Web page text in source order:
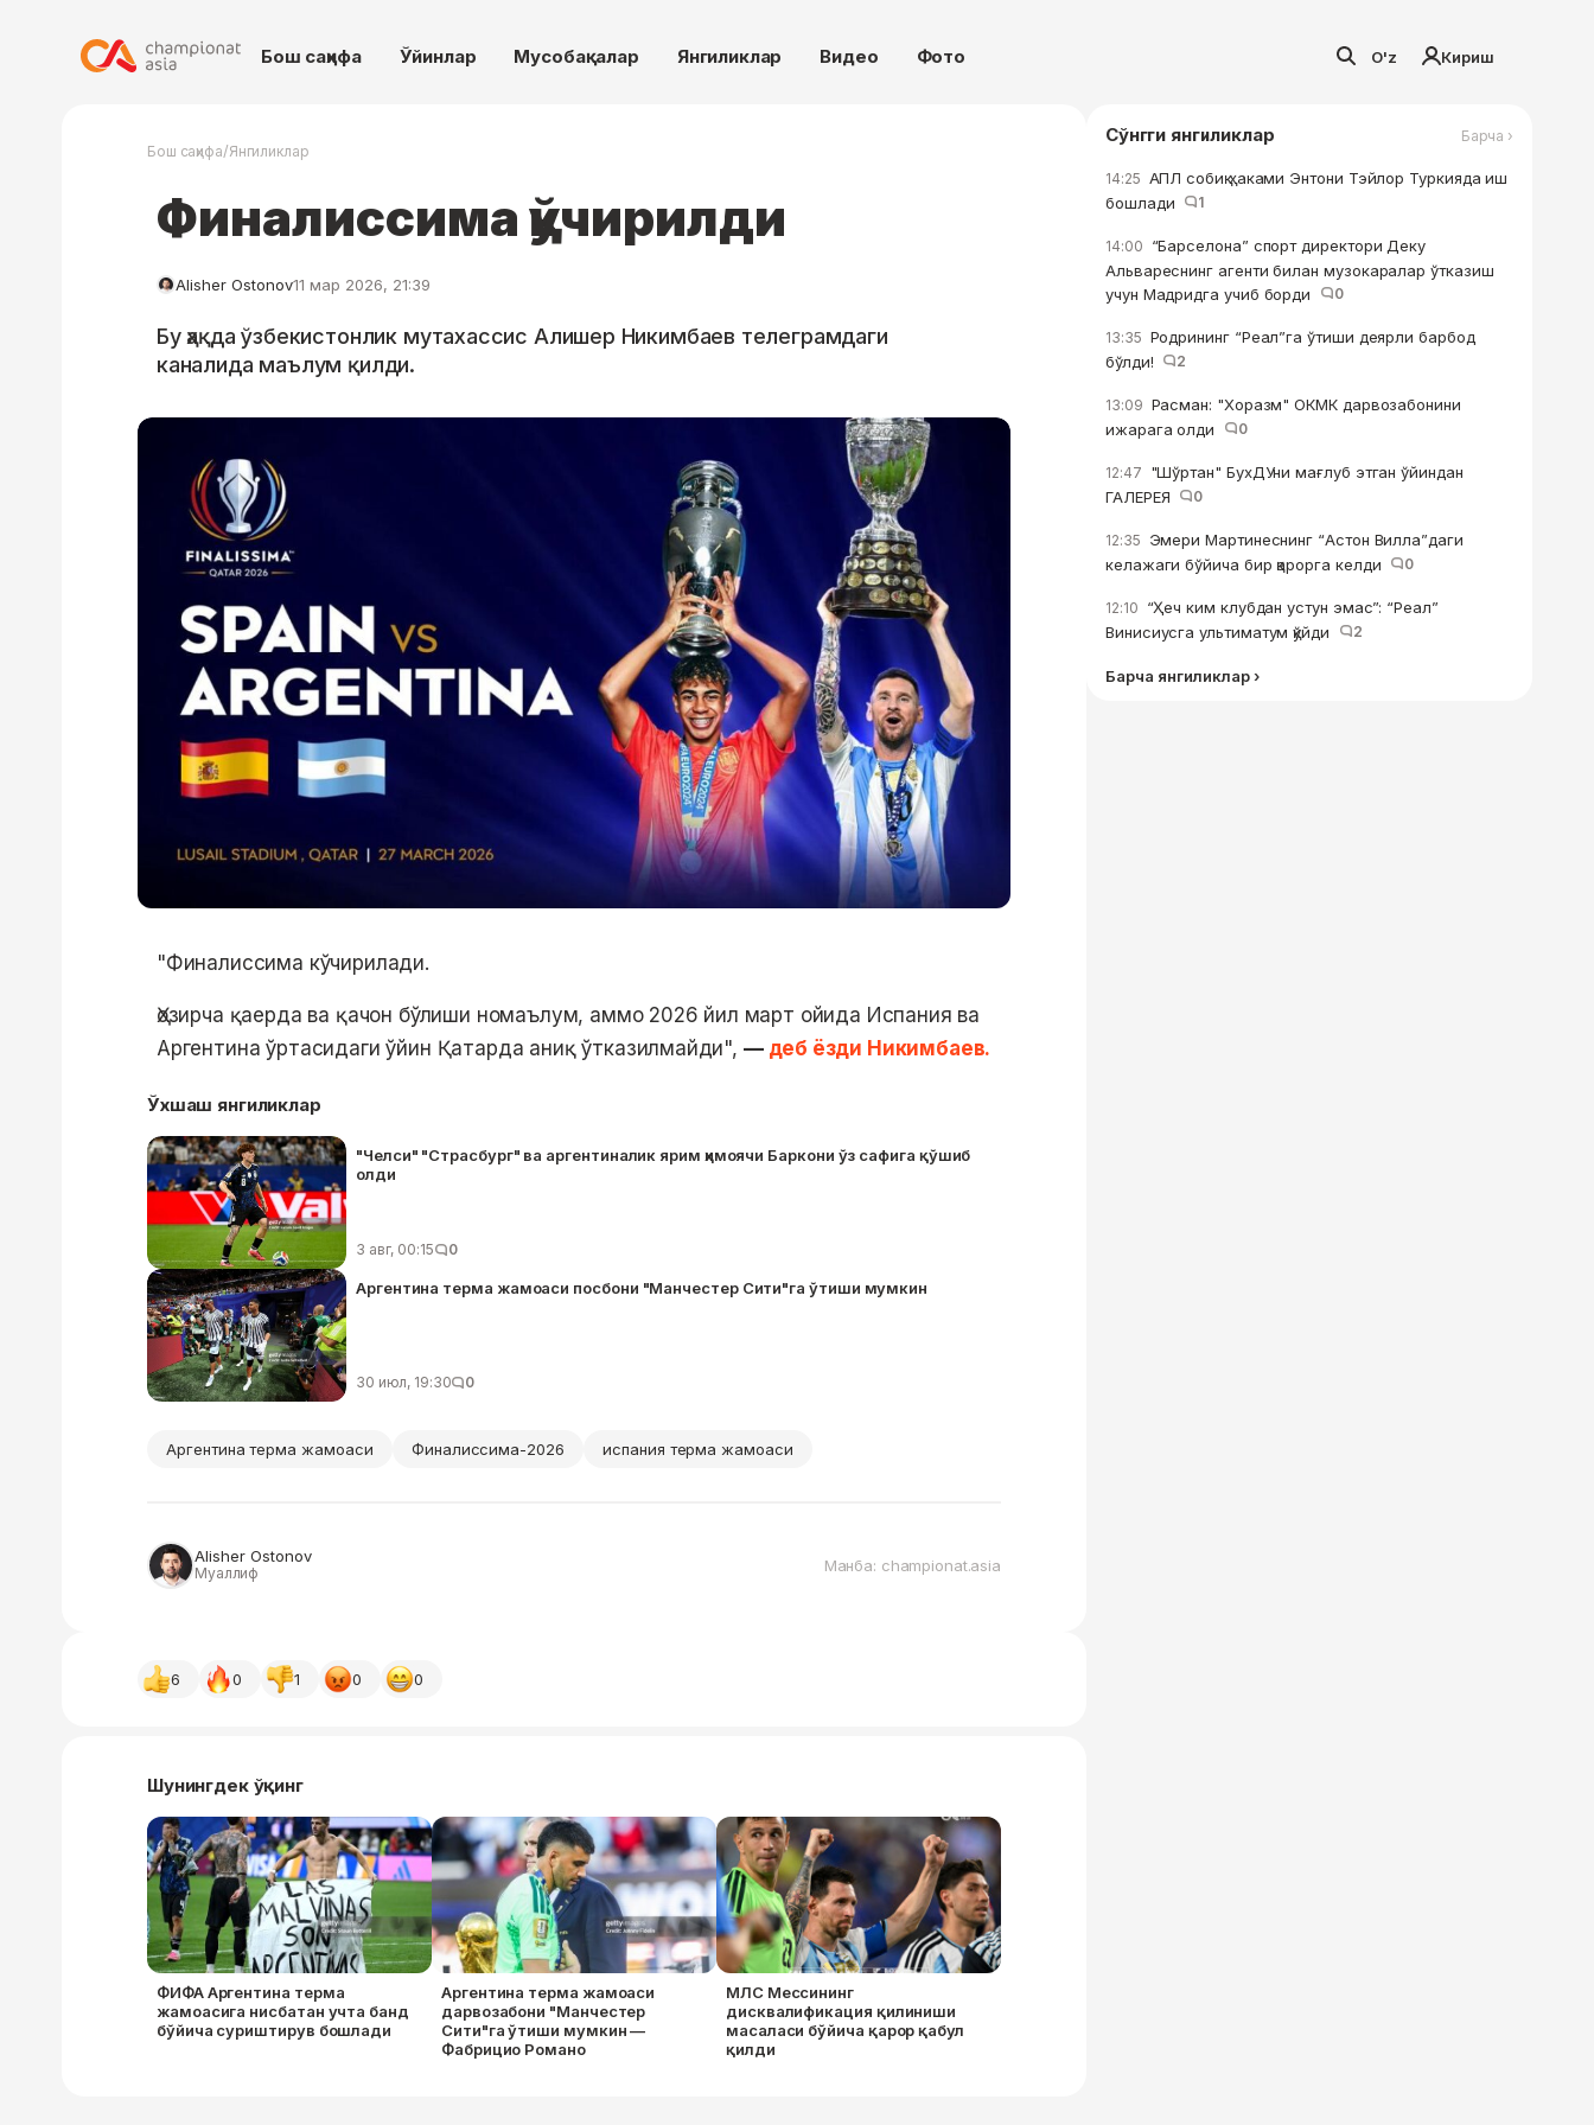
Бош саҳифа Ўйинлар Мусобақалар Янгиликлар Видео Фото O'z Кириш
Бош саҳифа/Янгиликлар
Финалиссима қўчирилди
Alisher Ostonov11 мар 2026, 21:39
Бу ҳақда ўзбекистонлик мутахассис Алишер Никимбаев телеграмдаги
каналида маълум қилди.
"Финалиссима кўчирилади.
Ҳозирча қаерда ва қачон бўлиши номаълум, аммо 2026 йил март ойида Испания ва
Аргентина ўртасидаги ўйин Қатарда аниқ ўтказилмайди", — деб ёзди Никимбаев.
Ўхшаш янгиликлар
"Челси" "Страсбург" ва аргентиналик ярим ҳимоячи Баркони ўз сафига қўшиб
олди
3 авг, 00:15 0
Аргентина терма жамоаси посбони "Манчестер Сити"га ўтиши мумкин
30 июл, 19:30 0
Аргентина терма жамоаси Финалиссима-2026 испания терма жамоаси
Alisher Ostonov
Муаллиф Манба: championat.asia
6 0 1 0 0
Шунингдек ўқинг
ФИФА Аргентина терма
жамоасига нисбатан учта банд
бўйича суриштирув бошлади
Аргентина терма жамоаси
дарвозабони "Манчестер
Сити"га ўтиши мумкин —
Фабрицио Романо
МЛС Мессининг
дисквалификация қилиниши
масаласи бўйича қарор қабул
қилди
Сўнгги янгиликлар Барча ›
14:25 АПЛ собиқ ҳаками Энтони Тэйлор Туркияда иш
бошлади
1
14:00 “Барселона” спорт директори Деку
Альвареснинг агенти билан музокаралар ўтказиш
учун Мадридга учиб борди
0
13:35 Родрининг “Реал”га ўтиши деярли барбод
бўлди!
2
13:09 Расман: "Хоразм" ОКМК дарвозабонини
ижарага олди
0
12:47 "Шўртан" БухДУни мағлуб этган ўйиндан
ГАЛЕРЕЯ
0
12:35 Эмери Мартинеснинг “Астон Вилла”даги
келажаги бўйича бир қарорга келди
0
12:10 “Ҳеч ким клубдан устун эмас”: “Реал”
Винисиусга ультиматум қўйди
2
Барча янгиликлар ›